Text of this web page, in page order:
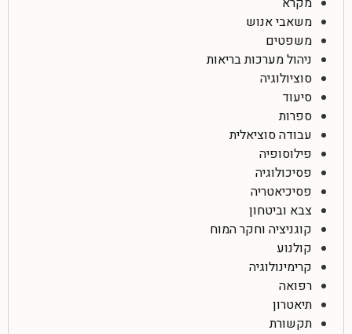
משאבי אנוש
משפטים
ניהול מערכות בריאות
סוציולוגיה
סיעוד
ספרות
עבודה סוציאלית
פילוסופיה
פסיכולוגיה
פסיכיאטריה
צבא וביטחון
קוגניציה וחקר המוח
קולנוע
קרימינולוגיה
רפואה
תיאטרון
תקשורת